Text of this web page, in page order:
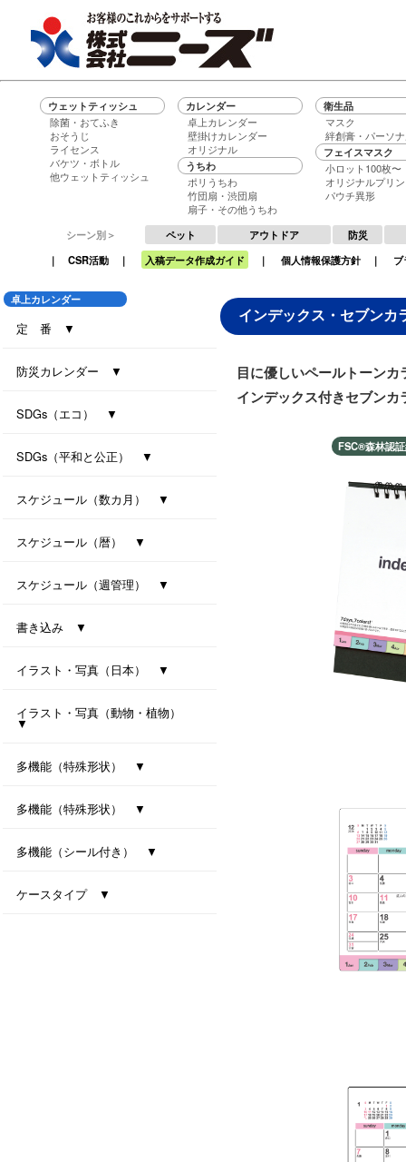
ウェットティッシュ
除菌・おてふき
おそうじ
ライセンス
バケツ・ボトル
他ウェットティッシュ
カレンダー
卓上カレンダー
壁掛けカレンダー
オリジナル
うちわ
ポリうちわ
竹団扇・渋団扇
扇子・その他うちわ
衛生品
マスク
絆創膏・パーソ
フェイスマスク
小ロット100枚〜
オリジナルプリ
パウチ異形
シーン別＞ ペット アウトドア
防災
｜ CSR活動 ｜ 入稿データ作成ガイド ｜ 個人情報保護方針 ｜
卓上カレンダー
定 番 ▼
セブンデイズセブンカラーズ（大）
セブンデイズセブンカラーズ（小）
エコグリーン（大）
エコ ブラウン（大）
エコ ブラウン（小）
セブンデイズセブンカラーズ（eco7）
インデックス・セブンカラーズ (All eco)
インデックス・セブンカラーズ
防災カレンダー ▼
SDGs（エコ） ▼
ｾﾊﾟﾚｰﾄ・ﾂｰﾏﾝｽ・7ｶﾗｰｽﾞ(All eco)
シンプル・セブンカラーズ (All eco)
種付き卓上カレンダー(ﾊﾞｼﾞﾙ)
種付き卓上カレンダー(ｸﾛｰﾊﾞｰ)
SDGs（平和と公正） ▼
卓上カレンダー Orizuru-smart-
スケジュール（数カ月） ▼
オールウェイズ･3マンス･7カラーズ
干支カレンダー（午）(All eco)
スリーマンスセブンカラーズ
スケジュール（暦） ▼
シンプルデイス（六曜なし）
スケジュール（週管理） ▼
月の満ち欠けと潮回り
インデックス・モノクロ
マンデースタート ビジネス
卓上シックスウィークス
書き込み ▼
ワークライフ・セブンカラーズ
卓上プラリングカレンダー（小）
卓上プラリングカレンダー（大）
イラスト・写真（日本） ▼
東海道五拾三次（週めくり）
卓上ｼﾞｬﾊﾟﾝｶﾗｰｲﾝﾃﾞｯｸｽ
イラスト・写真（動物・植物）
▼
ボタニカル 2027
ラブリーフレンズ（犬・猫）
カノン（花音）
多機能（特殊形状） ▼
オクルンダー・セブンカラーズ
ナチュラルメモルダー
卓上メモルダー
多機能（特殊形状） ▼
型抜き卓上カレンダー（干支）
MiniMini卓上カレンダー
多機能（シール付き） ▼
ケースタイプ ▼
インデックス・セブンカ
目に優しいペールトーンカ
インデックス付きセブンカ
FSC®️森林認